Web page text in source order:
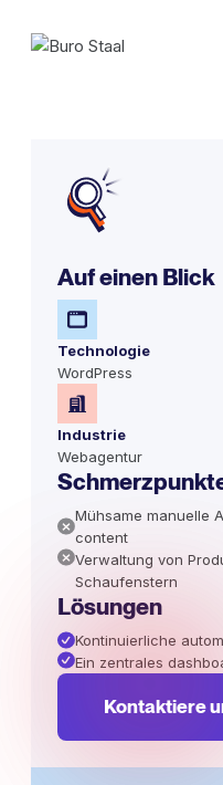
Auf einen Blick
Technologie
WordPress
Industrie
Webagentur
Mühsame manuelle
content
Verwaltung von
Schaufenstern
Lösungen
Kontinuierliche
Ein zentrales
Kontaktiere